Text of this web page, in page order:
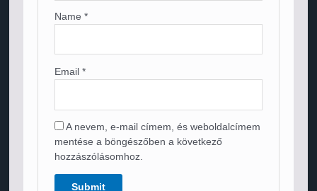
Name*
Email*
A nevem, e-mail címem, és weboldalcímem
mentése a böngészőben a következő
hozzászólásomhoz.